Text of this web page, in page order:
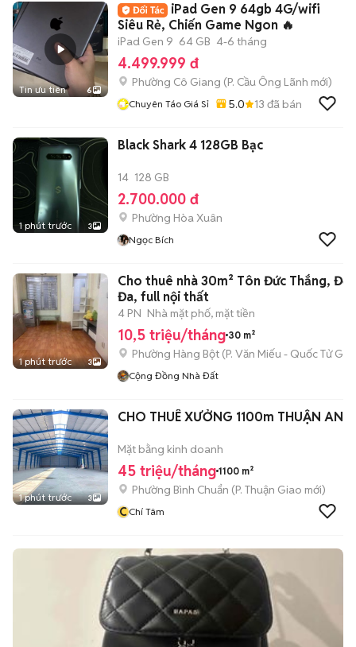
Tin ưu tiên 6
iPad Gen 9 64gb 4G/wifi
Siêu Rẻ, Chiến Game Ngon 🔥
iPad Gen 9 64 GB 4-6 tháng
4.499.999 đ
Phường Cô Giang (P. Cầu Ông Lãnh mới)
Chuyên Táo Giá Sỉ 5.0 13 đã bán
1 phút trước 3
Black Shark 4 128GB Bạc
14 128 GB
2.700.000 đ
Phường Hòa Xuân
Ngọc Bích
1 phút trước 3
Cho thuê nhà 30m² Tôn Đức Thắng,
Đa, full nội thất
4 PN Nhà mặt phố, mặt tiền
10,5 triệu/tháng 30 m²
Phường Hàng Bột (P. Văn Miếu - Quốc Tử
Cộng Đồng Nhà Đất
1 phút trước 3
CHO THUÊ XƯỞNG 1100m THUẬN AN
Mặt bằng kinh doanh
45 triệu/tháng 1100 m²
Phường Bình Chuẩn (P. Thuận Giao mới)
CChí Tâm